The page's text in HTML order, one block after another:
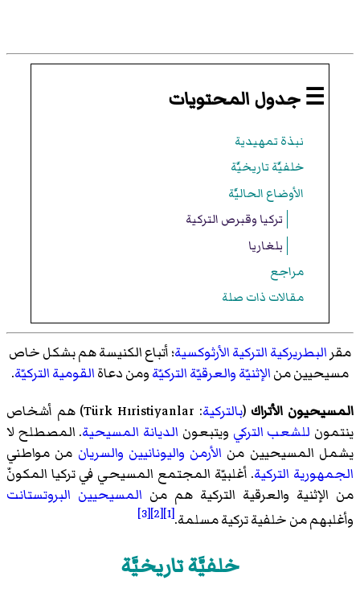
☰ جدول المحتويات
نبذة تمهيدية
خلفيَّة تاريخيَّة
الأوضاع الحاليَّة
تركيا وقبرص التركية
بلغاريا
مراجع
مقالات ذات صلة
مقرالبطريركية التركية الأرثوكسية؛ أتباع الكنيسة هم بشكل خاص
مسيحيين منالإثنيّة والعرقيّة التركيّةومن دعاةالقومية التركيّة.
المسيحيون الأتراك (بالتركية
: Türk Hıristiyanlar) هم أشخاص
ينتمون للشعب التركي ويتبعون الديانة المسيحية. المصطلح لا
يشمل المسيحيين من الأرمن واليونانيين والسريان من مواطني
الجمهورية التركية. أغلبيّة المجتمع المسيحي في تركيا المكونّ
من الإثنية والعرقية التركية هم من المسيحيين البروتستانت
وأغلبهم من خلفية تركية مسلمة.[1]
[2]
[3]
خلفيَّة تاريخيَّة